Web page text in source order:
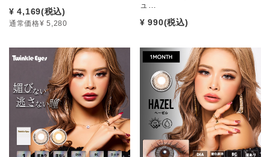
¥ 4,169(税込)
通常価格¥ 5,280
ュ…
¥ 990(税込)